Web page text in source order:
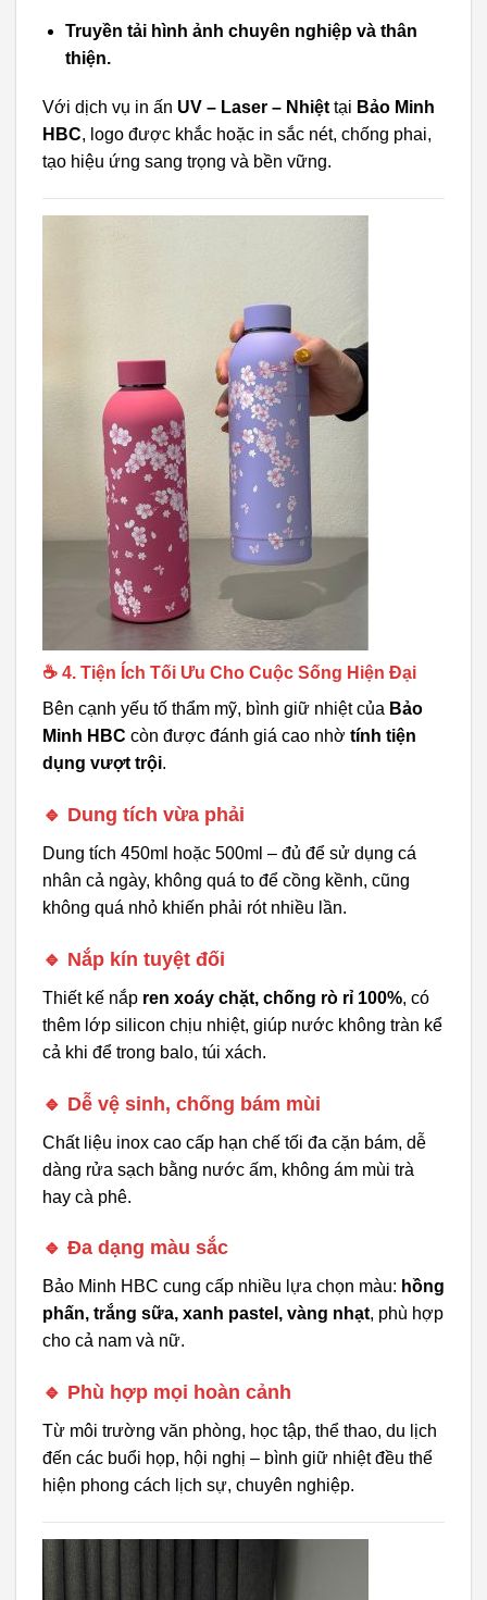
Truyền tải hình ảnh chuyên nghiệp và thân
thiện.
Với dịch vụ in ấn UV – Laser – Nhiệt tại Bảo Minh
HBC, logo được khắc hoặc in sắc nét, chống phai,
tạo hiệu ứng sang trọng và bền vững.
☕ 4. Tiện Ích Tối Ưu Cho Cuộc Sống Hiện Đại
Bên cạnh yếu tố thẩm mỹ, bình giữ nhiệt của Bảo
Minh HBC còn được đánh giá cao nhờ tính tiện
dụng vượt trội.
🔹 Dung tích vừa phải
Dung tích 450ml hoặc 500ml – đủ để sử dụng cá
nhân cả ngày, không quá to để cồng kềnh, cũng
không quá nhỏ khiến phải rót nhiều lần.
🔹 Nắp kín tuyệt đối
Thiết kế nắp ren xoáy chặt, chống rò rỉ 100%, có
thêm lớp silicon chịu nhiệt, giúp nước không tràn kể
cả khi để trong balo, túi xách.
🔹 Dễ vệ sinh, chống bám mùi
Chất liệu inox cao cấp hạn chế tối đa cặn bám, dễ
dàng rửa sạch bằng nước ấm, không ám mùi trà
hay cà phê.
🔹 Đa dạng màu sắc
Bảo Minh HBC cung cấp nhiều lựa chọn màu: hồng
phấn, trắng sữa, xanh pastel, vàng nhạt, phù hợp
cho cả nam và nữ.
🔹 Phù hợp mọi hoàn cảnh
Từ môi trường văn phòng, học tập, thể thao, du lịch
đến các buổi họp, hội nghị – bình giữ nhiệt đều thể
hiện phong cách lịch sự, chuyên nghiệp.